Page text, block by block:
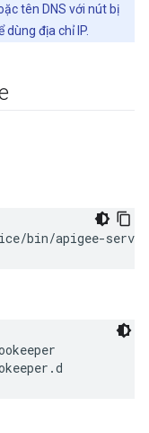
tên DNS với nút bị
dùng địa chỉ IP.
bin/apigee-